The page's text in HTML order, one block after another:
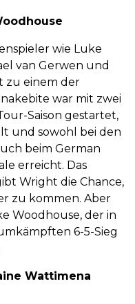
wie Luke
van Gerwen und
zu einem der
war mit zwei
Saison gestartet,
und sowohl bei den
beim German
erreicht. Das
Wright die Chance,
zu kommen. Aber
Woodhouse, der in
6-5-Sieg
Wattimena